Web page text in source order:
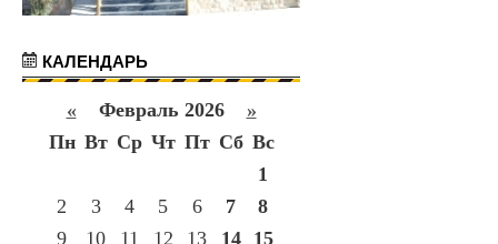
КАЛЕНДАРЬ
« Февраль 2026 »
Пн Вт Ср Чт Пт Сб Вс
1
2
3 4 5 6 7
8
9
10 11 12 13 14
15